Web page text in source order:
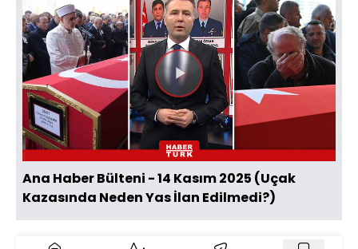
Videoyu
Oynat
Ana Haber Bülteni - 14 Kasım 2025 (Uçak
Kazasında Neden Yas İlan Edilmedi?)